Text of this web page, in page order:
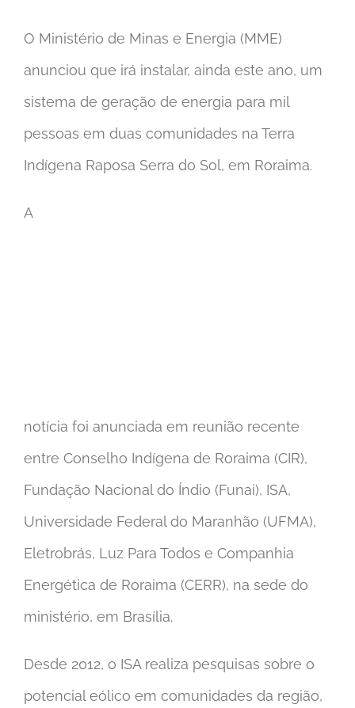
O Ministério de Minas e Energia (MME)
anunciou que irá instalar, ainda este ano, um
sistema de geração de energia para mil
pessoas em duas comunidades na Terra
Indígena Raposa Serra do Sol, em Roraima.
A
notícia foi anunciada em reunião recente
entre Conselho Indígena de Roraima (CIR),
Fundação Nacional do Índio (Funai), ISA,
Universidade Federal do Maranhão (UFMA),
Eletrobrás, Luz Para Todos e Companhia
Energética de Roraima (CERR), na sede do
ministério, em Brasília.
Desde 2012, o ISA realiza pesquisas sobre o
potencial eólico em comunidades da região,